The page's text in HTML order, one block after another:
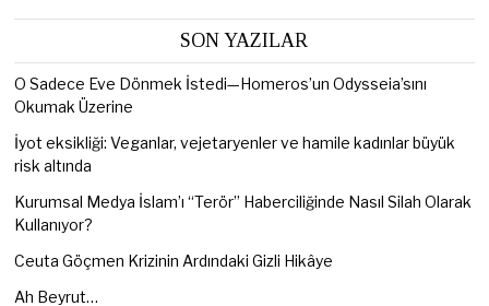
SON YAZILAR
O Sadece Eve Dönmek İstedi—Homeros’un Odysseia’sını
Okumak Üzerine
İyot eksikliği: Veganlar, vejetaryenler ve hamile kadınlar büyük
risk altında
Kurumsal Medya İslam’ı “Terör” Haberciliğinde Nasıl Silah Olarak
Kullanıyor?
Ceuta Göçmen Krizinin Ardındaki Gizli Hikâye
Ah Beyrut…